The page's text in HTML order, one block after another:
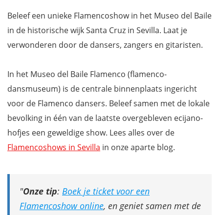
Beleef een unieke Flamencoshow in het Museo del Baile
in de historische wijk Santa Cruz in Sevilla. Laat je
verwonderen door de dansers, zangers en gitaristen.
In het Museo del Baile Flamenco (flamenco-
dansmuseum) is de centrale binnenplaats ingericht
voor de Flamenco dansers. Beleef samen met de lokale
bevolking in één van de laatste overgebleven ecijano-
hofjes een geweldige show. Lees alles over de
Flamencoshows in Sevilla in onze aparte blog.
Onze tip: Boek je ticket voor een
Flamencoshow online, en geniet samen met de